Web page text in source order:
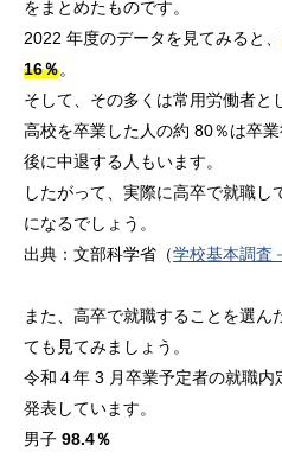
をまとめたものです。
2022 年度のデータを見てみると、
16％。
そして、その多くは常用労働者と
高校を卒業した人の約 80％は卒
後に中退する人もいます。
したがって、実際に高卒で就職し
になるでしょう。
出典：文部科学省（学校基本調査
また、高卒で就職することを選
ても見てみましょう。
令和４年 3 月卒業予定者の就職
発表しています。
男子 98.4％